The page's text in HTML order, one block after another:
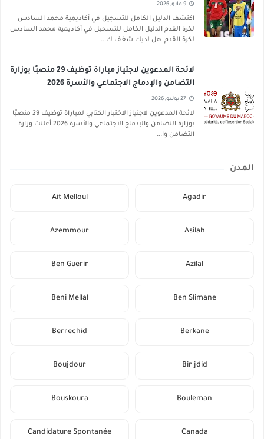
9 مايو, 2026
اكتشف الدليل الكامل للتسجيل في أكاديمية محمد السادس
لكرة القدم الدليل الكامل للتسجيل في أكاديمية محمد السادس
لكرة القدم هل لديك شغف ك...
لائحة المدعوين لاجتياز مباراة توظيف 29 منصبًا بوزارة
التضامن والإدماج الاجتماعي والأسرة 2026
27 يوليو, 2026
لائحة المدعوين لاجتياز الاختبار الكتابي لمباراة توظيف 29 منصبًا
بوزارة التضامن والإدماج الاجتماعي والأسرة 2026 أعلنت وزارة
التضامن وا...
المدن
Agadir
Ait Melloul
Asilah
Azemmour
Azilal
Ben Guerir
Ben Slimane
Beni Mellal
Berkane
Berrechid
Bir jdid
Boujdour
Bouleman
Bouskoura
Canada
Candidature Spontanée